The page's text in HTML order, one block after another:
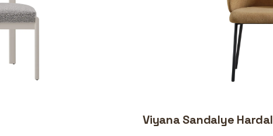
Viyana Sandalye Hardal